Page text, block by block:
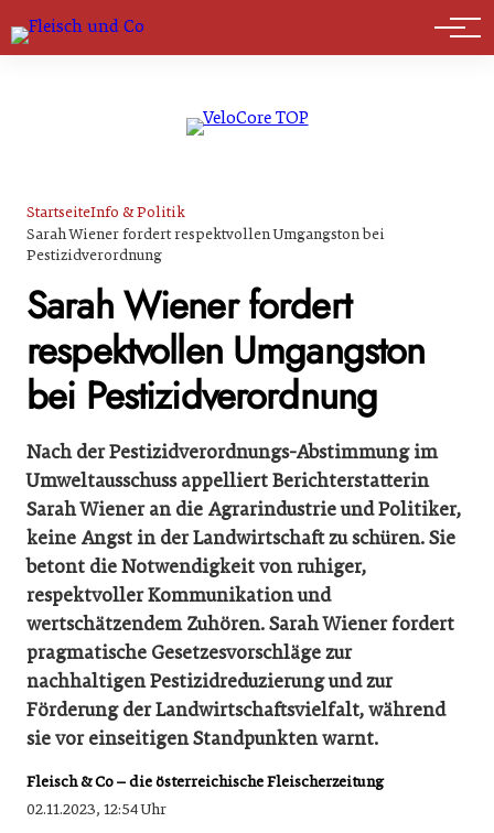
Marktführer
StartseiteInfo & Politik
Sarah Wiener fordert respektvollen Umgangston bei
Pestizidverordnung
Sarah Wiener fordert
respektvollen Umgangston
bei Pestizidverordnung
Nach der Pestizidverordnungs-Abstimmung im
Umweltausschuss appelliert Berichterstatterin
Sarah Wiener an die Agrarindustrie und Politiker,
keine Angst in der Landwirtschaft zu schüren. Sie
betont die Notwendigkeit von ruhiger,
respektvoller Kommunikation und
wertschätzendem Zuhören. Sarah Wiener fordert
pragmatische Gesetzesvorschläge zur
nachhaltigen Pestizidreduzierung und zur
Förderung der Landwirtschaftsvielfalt, während
sie vor einseitigen Standpunkten warnt.
Fleisch & Co – die österreichische Fleischerzeitung
02.11.2023, 12:54 Uhr